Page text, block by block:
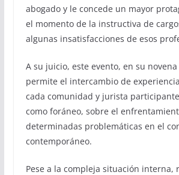
abogado y le concede un mayor
el momento de la instructiva de
algunas insatisfacciones de esos
A su juicio, este evento, en su
permite el intercambio de
cada comunidad y jurista
como foráneo, sobre el
determinadas problemáticas en el
contemporáneo.
Pese a la compleja situación interna,